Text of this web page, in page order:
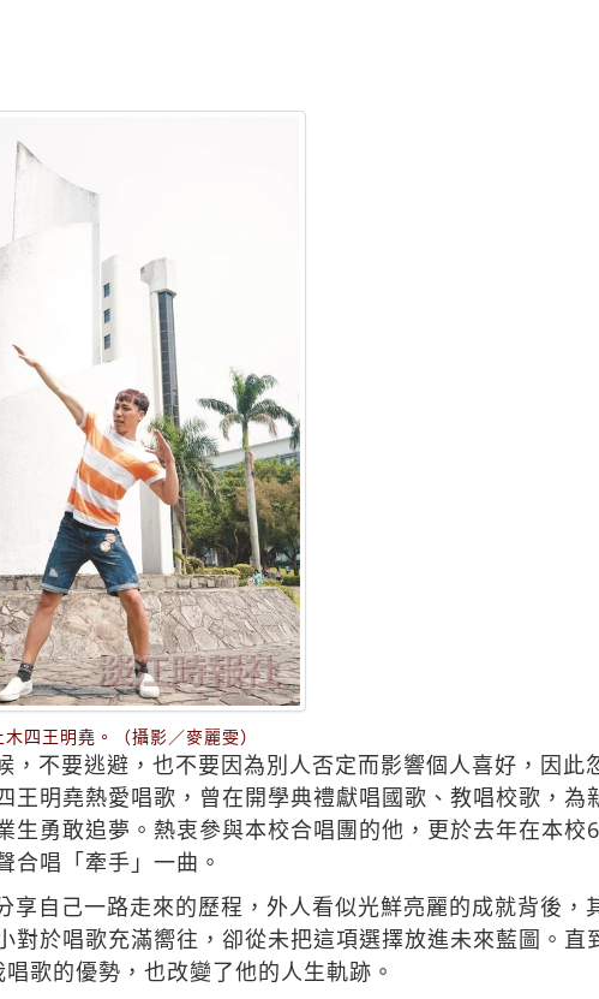
木四王明堯。（攝影／麥麗雯）
，不要逃避，也不要因為別人否定而影響個人喜好，因此
明堯熱愛唱歌，曾在開學典禮獻唱國歌、教唱校歌，為
勇敢追夢。熱衷參與本校合唱團的他，更於去年在本校
合唱「牽手」一曲。
自己一路走來的歷程，外人看似光鮮亮麗的成就背後，
於唱歌充滿嚮往，卻從未把這項選擇放進未來藍圖。直
歌的優勢，也改變了他的人生軌跡。